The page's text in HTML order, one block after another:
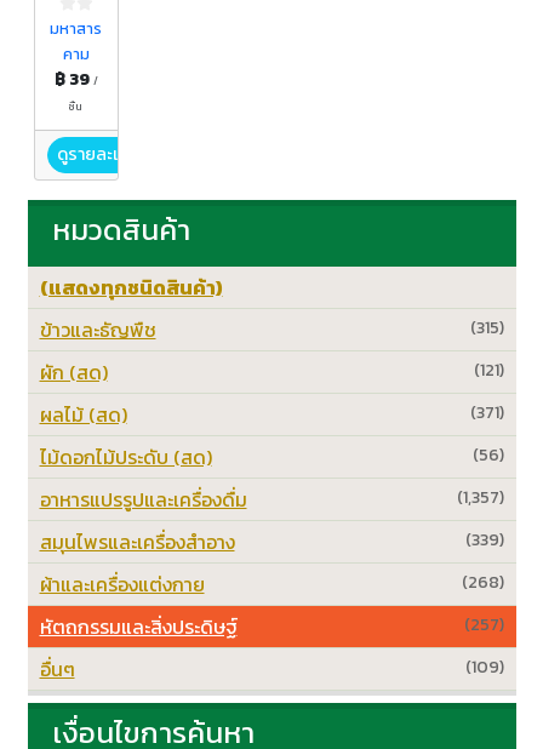
ไหม
มหาสาร
คาม
฿ 39 /
ชิ้น
ดูรายละเอียด
หมวดสินค้า
(แสดงทุกชนิดสินค้า)
(315)
ข้าวและธัญพืช
(121)
ผัก (สด)
(371)
ผลไม้ (สด)
(56)
ไม้ดอกไม้ประดับ (สด)
(1,357)
อาหารแปรรูปและเครื่องดื่ม
(339)
สมุนไพรและเครื่องสำอาง
(268)
ผ้าและเครื่องแต่งกาย
(257)
หัตถกรรมและสิ่งประดิษฐ์
(109)
อื่นๆ
เงื่อนไขการค้นหา